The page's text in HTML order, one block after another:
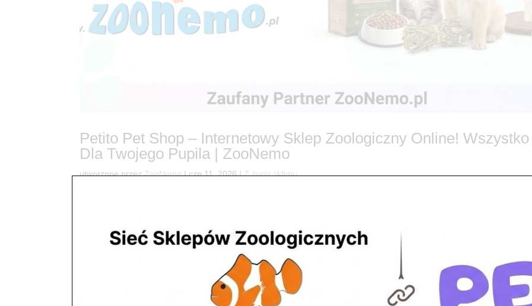
Petito Pet Shop – Internetowy Sklep Zoologiczny Online! Wszystko
Dla Twojego Pupila | ZooNemo
utworzone przezZooNemo|cze 11, 2026|Z życia sklepu